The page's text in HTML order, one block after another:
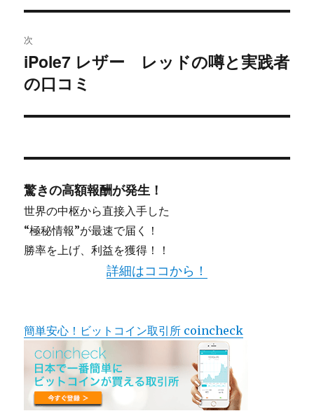
シ
ョ
ン
次
次
の
稿:
iPole7 レザー レッドの噂と実践者
の口コミ
驚きの高額報酬が発生！
世界の中枢から直接入手した
“極秘情報”が最速で届く！
勝率を上げ、利益を獲得！！
詳細はココから！
簡単安心！ビットコイン取引所 coincheck